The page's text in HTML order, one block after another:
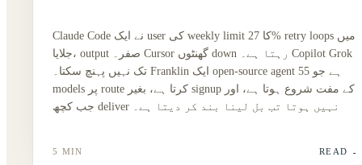
Claude Code نے ایک user کی weekly limit کا 27% retry loops میں
جلایا، output صفر۔ Cursor گھنٹوں down رہتا ہے۔ Copilot Grok
تک نہیں پہنچ سکتا۔ Franklin ایک open-source agent ہے جو 55
models پر route کرتا ہے، بغیر signup کے مفت شروع ہوتا ہے، اور
جب کچھ deliver نہیں ہوتا تب بل لینا بند کر دیتا ہے۔
5 MIN READ